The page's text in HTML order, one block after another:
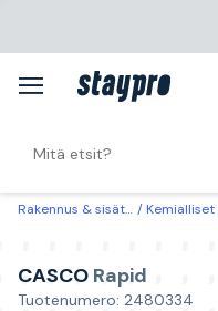
Rakennus & sisätilat Kemialliset
CASCO Rapid
Tuotenumero: 2480334